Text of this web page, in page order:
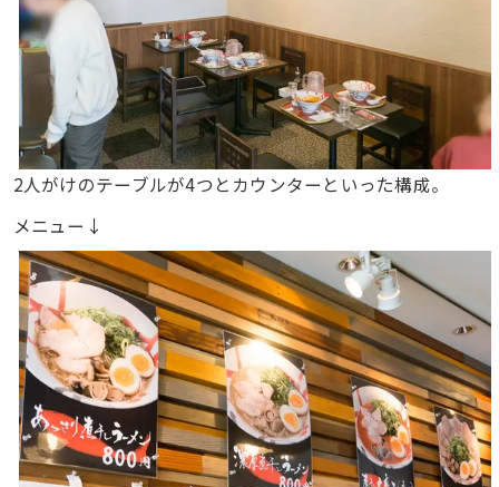
2人がけのテーブルが4つとカウンターといった構成。
メニュー↓